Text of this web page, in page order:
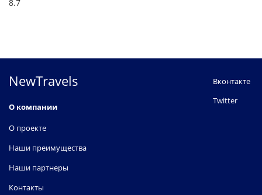
8.7
NewTravels
О компании
О проекте
Наши преимущества
Наши партнеры
Контакты
Вконтакте
Twitter